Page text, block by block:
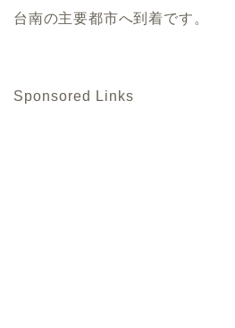
台南の主要都市へ到着です。
Sponsored Links